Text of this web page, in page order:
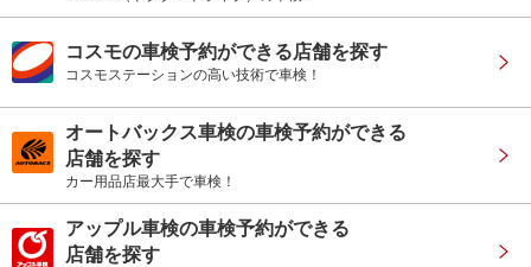
コスモの車検予約ができる店舗を探す
コスモステーションの高い技術で車検！
オートバックス車検の車検予約ができる
店舗を探す
カー用品店最大手で車検！
アップル車検の車検予約ができる
店舗を探す